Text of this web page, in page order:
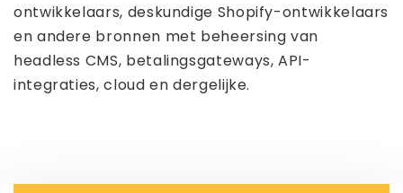
ontwikkelaars, deskundige Shopify-ontwikkelaars
en andere bronnen met beheersing van
headless CMS, betalingsgateways, API-
integraties, cloud en dergelijke.